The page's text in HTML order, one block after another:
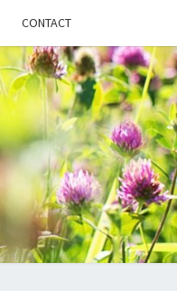
CONTACT